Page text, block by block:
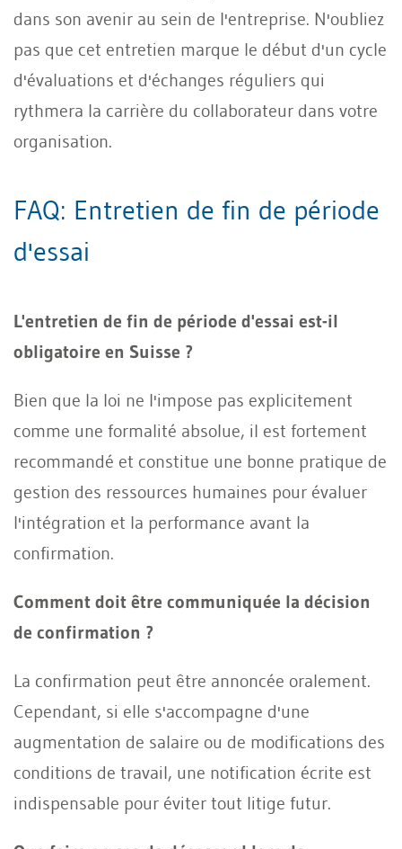
dans son avenir au sein de l'entreprise. N'oubliez
pas que cet entretien marque le début d'un cycle
d'évaluations et d'échanges réguliers qui
rythmera la carrière du collaborateur dans votre
organisation.
FAQ: Entretien de fin de période
d'essai
L'entretien de fin de période d'essai est-il
obligatoire en Suisse ?
Bien que la loi ne l'impose pas explicitement
comme une formalité absolue, il est fortement
recommandé et constitue une bonne pratique de
gestion des ressources humaines pour évaluer
l'intégration et la performance avant la
confirmation.
Comment doit être communiquée la décision
de confirmation ?
La confirmation peut être annoncée oralement.
Cependant, si elle s'accompagne d'une
augmentation de salaire ou de modifications des
conditions de travail, une notification écrite est
indispensable pour éviter tout litige futur.